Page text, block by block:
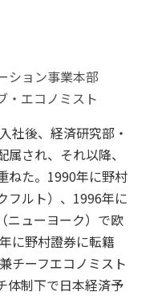
ション事業本部
・エコノミスト
社後、経済研究部・
され、それ以降、
ねた。1990年に野村
フルト）、1996年に
ニューヨーク）で欧
に野村證券に転籍
チーフエコノミスト
体制下で日本経済予